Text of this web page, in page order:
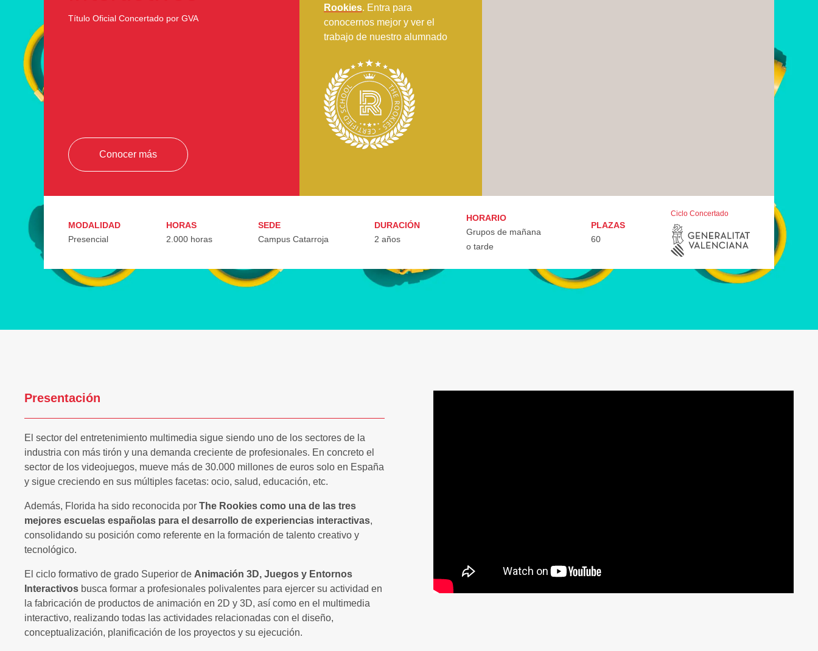
Título Oficial Concertado por GVA
Conocer más
Rookies. Entra para
conocernos mejor y ver el
trabajo de nuestro alumnado
MODALIDAD
Presencial
HORAS
2.000 horas
SEDE
Campus Catarroja
DURACIÓN
2 años
HORARIO
Grupos de mañana
o tarde
PLAZAS
60
Ciclo Concertado
Presentación
El sector del entretenimiento multimedia sigue siendo uno de los sectores de la
industria con más tirón y una demanda creciente de profesionales. En concreto el
sector de los videojuegos, mueve más de 30.000 millones de euros solo en España
y sigue creciendo en sus múltiples facetas: ocio, salud, educación, etc.
Además, Florida ha sido reconocida por The Rookies como una de las tres
mejores escuelas españolas para el desarrollo de experiencias interactivas,
consolidando su posición como referente en la formación de talento creativo y
tecnológico.
El ciclo formativo de grado Superior de Animación 3D, Juegos y Entornos
Interactivos busca formar a profesionales polivalentes para ejercer su actividad en
la fabricación de productos de animación en 2D y 3D, así como en el multimedia
interactivo, realizando todas las actividades relacionadas con el diseño,
conceptualización, planificación de los proyectos y su ejecución.